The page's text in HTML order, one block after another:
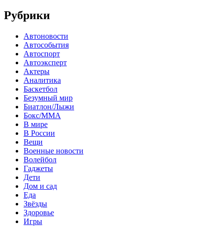
Рубрики
Автоновости
Автособытия
Автоспорт
Автоэксперт
Актеры
Аналитика
Баскетбол
Безумный мир
Биатлон/Лыжи
Бокс/MMA
В мире
В России
Вещи
Военные новости
Волейбол
Гаджеты
Дети
Дом и сад
Еда
Звёзды
Здоровье
Игры